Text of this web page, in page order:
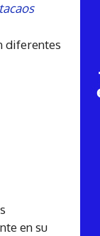
diferentes
en su